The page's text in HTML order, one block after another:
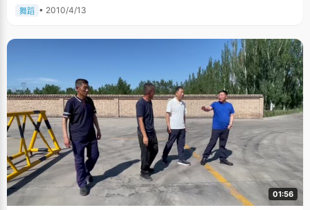
舞蹈 • 2010/4/13
01:56